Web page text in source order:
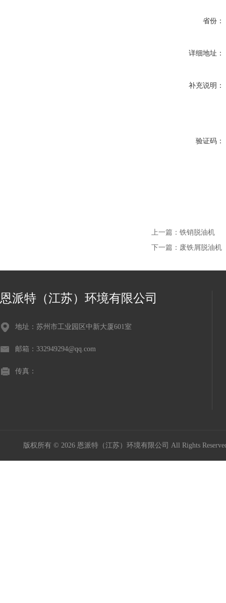
省份：
详细地址：
补充说明：
验证码：
上一篇： 铁销脱油机
下一篇： 废铁屑脱油机
恩派特（江苏）环境有限公司
地址：苏州市工业园区中新大厦601室
邮箱：332949294@qq.com
传真：
版权所有 © 2026 恩派特（江苏）环境有限公司 All Rights